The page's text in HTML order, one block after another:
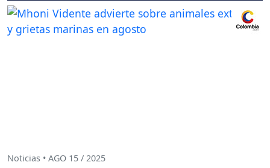
Noticias • AGO 15 / 2025